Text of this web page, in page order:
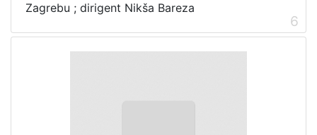
Zagrebu ; dirigent Nikša Bareza
6